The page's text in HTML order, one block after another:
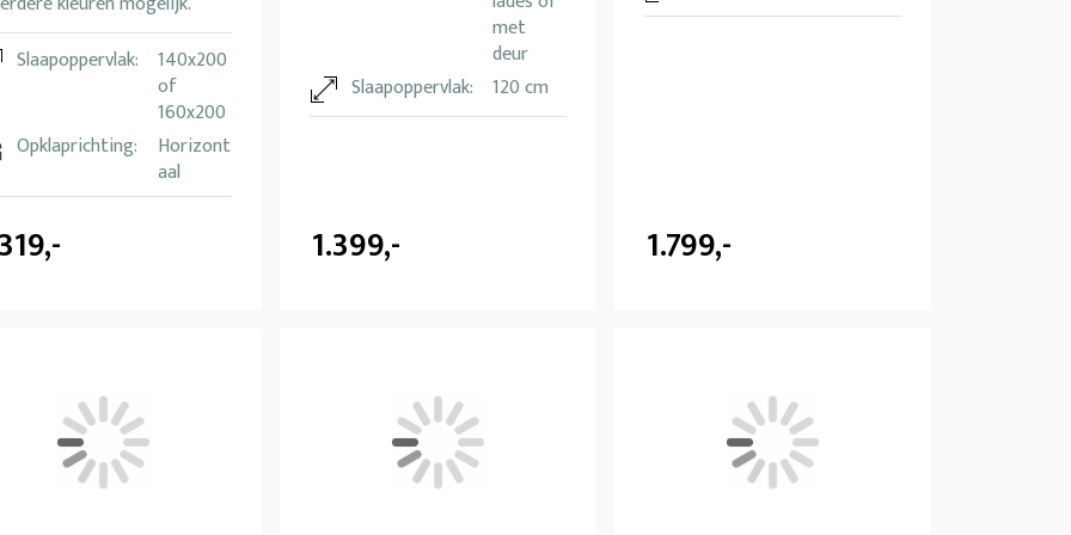
Slaapoppervlak:
140x200
of
160x200
Opklaprichting:
Horizont
aal
met
deur
Slaapoppervlak:
120 cm
1.399,- 1.799,-